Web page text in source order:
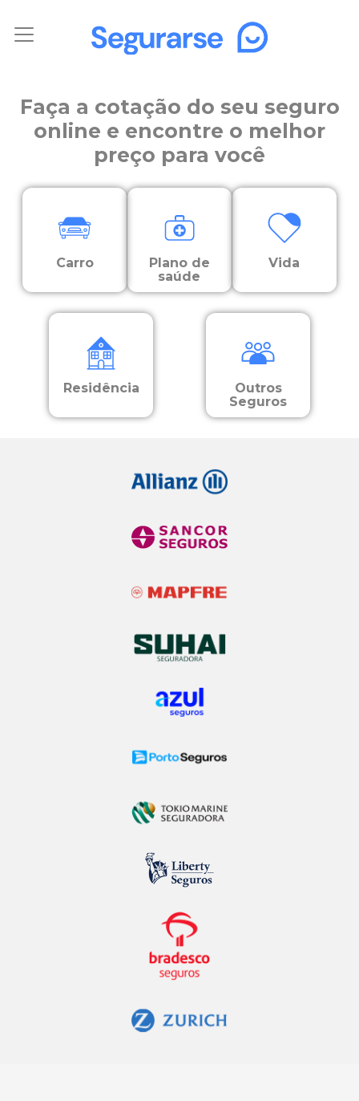
Faça a cotação do seu seguro
online e encontre o melhor
preço para você
Carro
Plano de
saúde
Vida
Residência
Outros
Seguros